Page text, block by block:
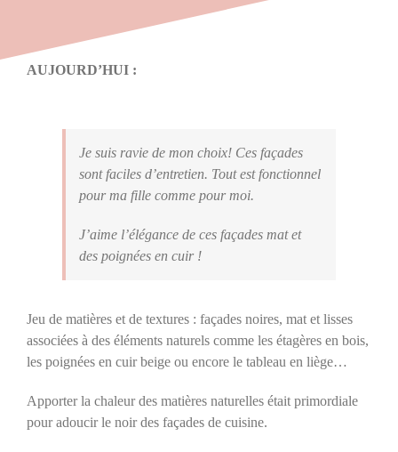
AUJOURD’HUI :
Je suis ravie de mon choix! Ces façades
sont faciles d’entretien. Tout est fonctionnel
pour ma fille comme pour moi.
J’aime l’élégance de ces façades mat et
des poignées en cuir !
Jeu de matières et de textures : façades noires, mat et lisses
associées à des éléments naturels comme les étagères en bois,
les poignées en cuir beige ou encore le tableau en liège…
Apporter la chaleur des matières naturelles était primordiale
pour adoucir le noir des façades de cuisine.